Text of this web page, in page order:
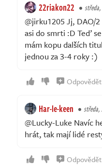
22riakon22
@jirku1205 Jj, DAO/
asi do smrti :D Teď
mám kopu dalších
jednou za 3-4 roky :)
Odpovědět
Har-le-keen středa,
@Lucky-Luke Navíc
hrát, tak mají lidé
Odpovědět